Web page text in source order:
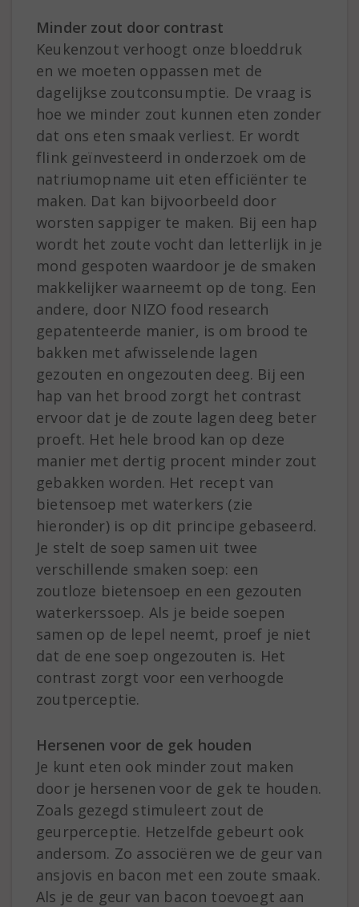
Minder zout door contrast
Keukenzout verhoogt onze bloeddruk
en we moeten oppassen met de
dagelijkse zoutconsumptie. De vraag is
hoe we minder zout kunnen eten zonder
dat ons eten smaak verliest. Er wordt
flink geïnvesteerd in onderzoek om de
natriumopname uit eten efficiënter te
maken. Dat kan bijvoorbeeld door
worsten sappiger te maken. Bij een hap
wordt het zoute vocht dan letterlijk in je
mond gespoten waardoor je de smaken
makkelijker waarneemt op de tong. Een
andere, door NIZO food research
gepatenteerde manier, is om brood te
bakken met afwisselende lagen
gezouten en ongezouten deeg. Bij een
hap van het brood zorgt het contrast
ervoor dat je de zoute lagen deeg beter
proeft. Het hele brood kan op deze
manier met dertig procent minder zout
gebakken worden. Het recept van
bietensoep met waterkers (zie
hieronder) is op dit principe gebaseerd.
Je stelt de soep samen uit twee
verschillende smaken soep: een
zoutloze bietensoep en een gezouten
waterkerssoep. Als je beide soepen
samen op de lepel neemt, proef je niet
dat de ene soep ongezouten is. Het
contrast zorgt voor een verhoogde
zoutperceptie.
Hersenen voor de gek houden
Je kunt eten ook minder zout maken
door je hersenen voor de gek te houden.
Zoals gezegd stimuleert zout de
geurperceptie. Hetzelfde gebeurt ook
andersom. Zo associëren we de geur van
ansjovis en bacon met een zoute smaak.
Als je de geur van bacon toevoegt aan